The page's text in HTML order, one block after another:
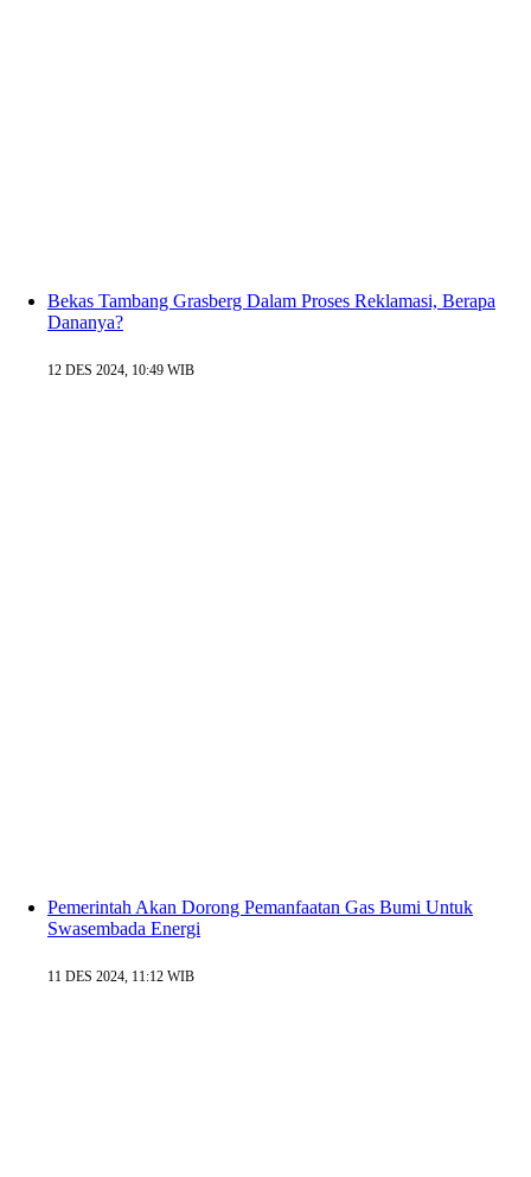
Bekas Tambang Grasberg Dalam Proses Reklamasi, Berapa
Dananya?
12 DES 2024, 10:49 WIB
Pemerintah Akan Dorong Pemanfaatan Gas Bumi Untuk
Swasembada Energi
11 DES 2024, 11:12 WIB